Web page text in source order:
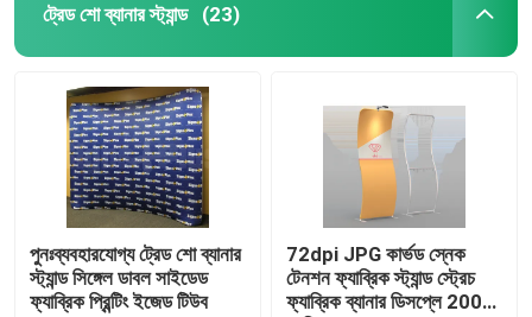
ট্রেড শো ব্যানার স্ট্যান্ড (23)
পুনঃব্যবহারযোগ্য ট্রেড শো ব্যানার
স্ট্যান্ড সিঙ্গেল ডাবল সাইডেড
ফ্যাব্রিক প্রিন্টিং ইজেড টিউব
72dpi JPG কার্ভড স্নেক
টেনশন ফ্যাব্রিক স্ট্যান্ড স্ট্রেচ
ফ্যাব্রিক ব্যানার ডিসপ্লে 200